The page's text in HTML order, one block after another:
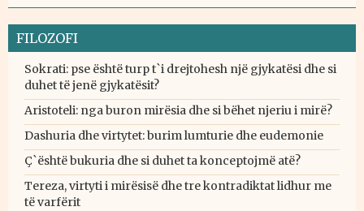
FILOZOFI
Sokrati: pse është turp t`i drejtohesh një gjykatësi dhe si
duhet të jenë gjykatësit?
Aristoteli: nga buron mirësia dhe si bëhet njeriu i mirë?
Dashuria dhe virtytet: burim lumturie dhe eudemonie
Ç`është bukuria dhe si duhet ta konceptojmë atë?
Tereza, virtyti i mirësisë dhe tre kontradiktat lidhur me
të varfërit